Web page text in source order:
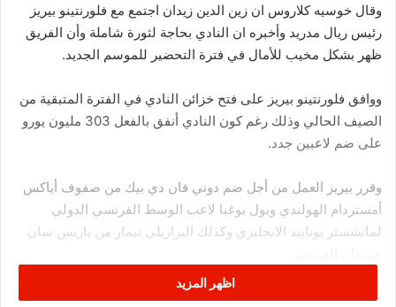
وقال خوسيه كلاروس ان زين الدين زيدان اجتمع مع فلورنتينو بيريز
رئيس ريال مدريد وأخبره ان النادي بحاجة لثورة شاملة وأن الفريق
ظهر بشكل مخيب للأمال في فترة التحضير للموسم الجديد.
ووافق فلورنتينو بيريز على فتح خزائن النادي في الفترة المتبقية من
الصيف الحالي وذلك رغم كون النادي أنفق بالفعل 303 مليون يورو
على ضم لاعبين جدد.
وقرر بيريز العمل من أجل ضم دوني فان دي بيك من صفوف أياكس
أمستردام الهولندي وبول بوغبا لاعب الوسط الفرنسي الدولي
لمانشستر يونايتد الانجليزي وكذلك البرازيلي نيمار من باريس سان
بيريز سوف ينفق قرابة 350 مليون يورو في الميركاتو مما يعني
اظهر المزيد